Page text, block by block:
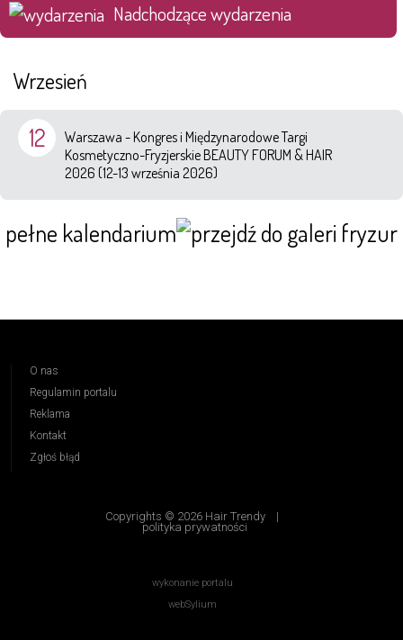
Nadchodzące wydarzenia
Wrzesień
12
Warszawa - Kongres i Międzynarodowe Targi
Kosmetyczno-Fryzjerskie BEAUTY FORUM & HAIR
2026 (12-13 września 2026)
pełne kalendarium
O nas
Regulamin portalu
Reklama
Kontakt
Zgłoś błąd
Copyrights © 2026 Hair Trendy |
polityka prywatności
wykonanie portalu
webSylium